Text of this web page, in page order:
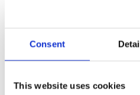
Consent
This website uses cookies
2.
JIMMY
3.